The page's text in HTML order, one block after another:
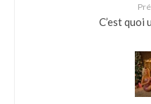
C’est quoi